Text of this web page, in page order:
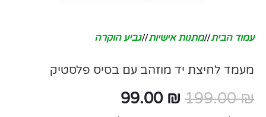
עמוד הבית/ מתנות אישיות/ גביע הוקרה
מעמד לחיצת יד מוזהב עם בסיס פלסטיק
199.00₪
99.00 ₪